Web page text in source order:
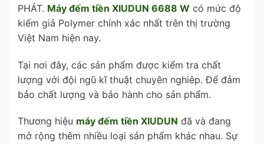
PHÁT. Máy đếm tiền XIUDUN 6688 W có mức độ
kiểm giả Polymer chính xác nhất trên thị trường
Việt Nam hiện nay.
Tại nơi đây, các sản phẩm được kiểm tra chất
lượng với đội ngũ kĩ thuật chuyên nghiêp. Để đảm
bảo chất lượng và bảo hành cho sản phẩm.
Thương hiệu máy đếm tiền XIUDUN đã và đang
mở rộng thêm nhiều loại sản phẩm khác nhau. Sự